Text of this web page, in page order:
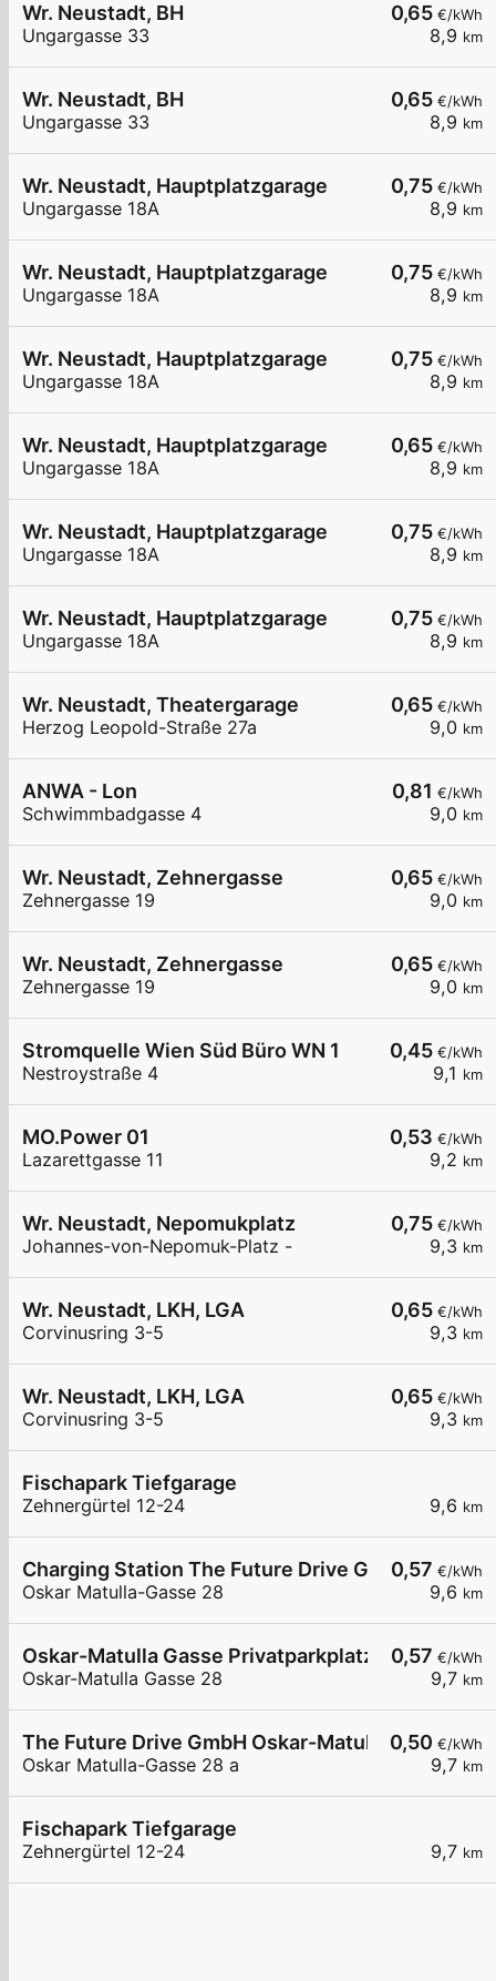
0,65 €/kWh
8,9 km
Wr. Neustadt, BH
Ungargasse 33
0,65 €/kWh
8,9 km
Wr. Neustadt, BH
Ungargasse 33
0,75 €/kWh
8,9 km
Wr. Neustadt, Hauptplatzgarage
Ungargasse 18A
0,75 €/kWh
8,9 km
Wr. Neustadt, Hauptplatzgarage
Ungargasse 18A
0,75 €/kWh
8,9 km
Wr. Neustadt, Hauptplatzgarage
Ungargasse 18A
0,65 €/kWh
8,9 km
Wr. Neustadt, Hauptplatzgarage
Ungargasse 18A
0,75 €/kWh
8,9 km
Wr. Neustadt, Hauptplatzgarage
Ungargasse 18A
0,75 €/kWh
8,9 km
Wr. Neustadt, Hauptplatzgarage
Ungargasse 18A
0,65 €/kWh
9,0 km
Wr. Neustadt, Theatergarage
Herzog Leopold-Straße 27a
0,81 €/kWh
9,0 km
ANWA - Lon
Schwimmbadgasse 4
0,65 €/kWh
9,0 km
Wr. Neustadt, Zehnergasse
Zehnergasse 19
0,65 €/kWh
9,0 km
Wr. Neustadt, Zehnergasse
Zehnergasse 19
0,45 €/kWh
9,1 km
Stromquelle Wien Süd Büro WN 1
Nestroystraße 4
0,53 €/kWh
9,2 km
MO.Power 01
Lazarettgasse 11
0,75 €/kWh
9,3 km
Wr. Neustadt, Nepomukplatz
Johannes-von-Nepomuk-Platz -
0,65 €/kWh
9,3 km
Wr. Neustadt, LKH, LGA
Corvinusring 3-5
0,65 €/kWh
9,3 km
Wr. Neustadt, LKH, LGA
Corvinusring 3-5
9,6 km
Fischapark Tiefgarage
Zehnergürtel 12-24
0,57 €/kWh
9,6 km
Charging Station The Future Drive GmbH AT
Oskar Matulla-Gasse 28
0,57 €/kWh
9,7 km
Oskar-Matulla Gasse Privatparkplatz
Oskar-Matulla Gasse 28
0,50 €/kWh
9,7 km
The Future Drive GmbH Oskar-Matulla Gasse
Oskar Matulla-Gasse 28 a
9,7 km
Fischapark Tiefgarage
Zehnergürtel 12-24